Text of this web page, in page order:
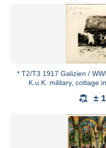
* T2/T3 1917 Galizien /
K.u.K. military, cottage
±